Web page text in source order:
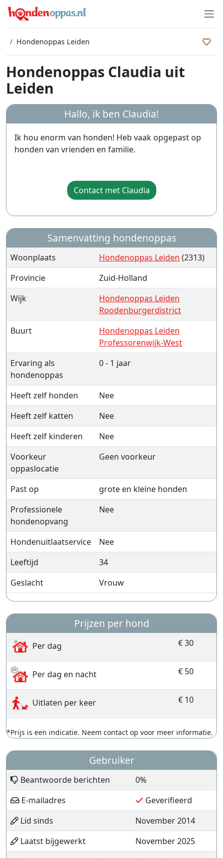
Hondenoppas Leiden
Hondenoppas Claudia uit
Leiden
Hallo, ik ben Claudia!
Ik hou enorm van honden! Heb vaak opgepast op
honden van vrienden en familie.
Contact met Claudia
Samenvatting hondenoppas
Woonplaats Hondenoppas Leiden (2313)
Provincie
Zuid-Holland
Wijk
Hondenoppas Leiden
Roodenburgerdistrict
Buurt
Hondenoppas Leiden
Professorenwijk-West
Ervaring als
hondenoppas
0 - 1 jaar
Heeft zelf honden
Nee
Heeft zelf katten
Nee
Heeft zelf kinderen
Nee
Voorkeur
oppaslocatie
Geen voorkeur
Past op
grote en kleine honden
Professionele
hondenopvang
Nee
Hondenuitlaatservice
Nee
Leeftijd
34
Geslacht
Vrouw
Prijzen per hond
Per dag € 30
Per dag en nacht € 50
Uitlaten per keer € 10
*Prijs is een indicatie. Neem contact op voor meer informatie.
Gebruiker
Beantwoorde berichten
0%
E-mailadres
Geverifieerd
Lid sinds
November 2014
Laatst bijgewerkt
November 2025